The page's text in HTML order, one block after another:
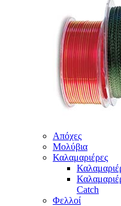
Απόχες
Μολύβια
Καλαμαριέρες
Catch
Φελλοί